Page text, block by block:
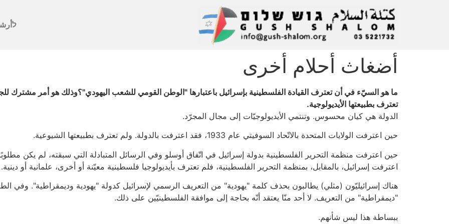
أضغاث أحلام أخرى
ما هو السيّء في أن تعترف القيادة الفلسطينية بإسرائيل باعتبارها "الوطن القومي للشعب اليهودي"؟وذلك هو أمر مشترك
تعترف بطبيعتها الأيديولوجية.
الدولة هي كيان محسوس. وتنتمي الأيديولوجيّات إلى مجال المجرّد.
حين اعترفت الولايات المتحدة بالاتّحاد السوفيتي عام 1933، فقد اعترفت بالدولة. ولم تعترف بطبيعتها الشيوعية.
حين اعترفت منظمة التحرير الفلسطينية بدولة إسرائيل في اتّفاق أوسلو وفي الرسائل المتبادلة التي سبقته، لم يكن مطلوبًا
اعترفت إسرائيل، بالمقابل، بمنظمة التحرير الفلسطينية، فلم تعترف بأيديولوجيا فلسطينية معيّنة أو أخرى، علمانية أو دينية.
هناك إسرائيليّون (مثلي) يطالبون بحذف كلمة "يهودية" من التعريف الرسمي لإسرائيل كدولة "يهودية وديمقراطية".
"ديمقراطية" من التعريف. لا أحد منّا يعتقد أنّه بحاجة إلى موافقة الفلسطينيّين على ذلك.
ببساطة هذا ليس شأنهم.